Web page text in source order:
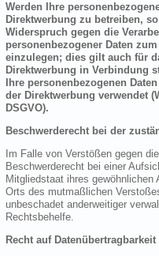
Werden Ihre
Direktwerbung zu betreiben,
Widerspruch gegen die
personenbezogener Daten
einzulegen; dies gilt auch für
Direktwerbung in Verbindung
Ihre personenbezogenen
der Direktwerbung verwendet
DSGVO).
Beschwerderecht bei der
Im Falle von Verstößen gegen
Beschwerderecht bei einer
Mitgliedstaat ihres
Orts des mutmaßlichen
unbeschadet anderweitiger
Rechtsbehelfe.
Recht auf Datenübertragbarkeit